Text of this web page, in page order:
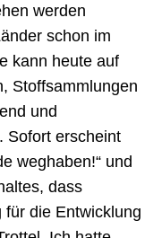
werden
schon im
kann heute auf
Stoffsammlungen
und
Sofort erscheint
weghaben!“ und
dass
für die Entwicklung